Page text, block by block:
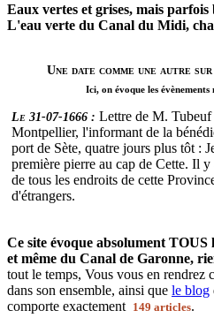
Eaux vertes et grises, mais parfois
L'eau verte du Canal du Midi,
Une date comme une autre
Ici, on évoque les
Le 31-07-1666 : Lettre de M.
Montpellier, l'informant de la
port de Sète, quatre jours plus tôt :
première pierre au cap de Cette. Il
de tous les endroits de cette
d'étrangers.
Ce site évoque absolument
et même du Canal de Garonne,
tout le temps, Vous vous en rendrez
dans son ensemble, ainsi que le blog
comporte exactement
149 articles.